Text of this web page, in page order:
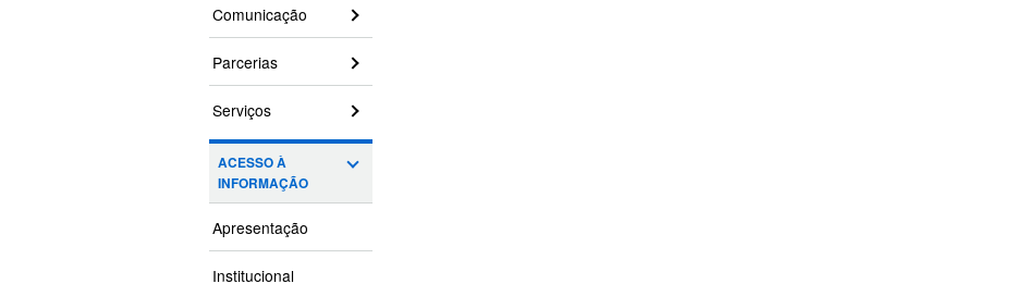
Comunicação
Parcerias
Serviços
ACESSO À
INFORMAÇÃO
Apresentação
Institucional